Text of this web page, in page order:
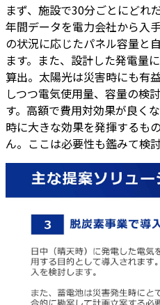
まず、施設で30分ごとにどれ
年間データを電力会社から入
の状況に応じたパネル容量と
ます。また、設計した発電量
算出。太陽光は災害時にも有
しつつ電気使用量、容量の検
す。高額で費用対効果が良く
時に大きな効果を発揮するも
ん。ここは必要性も鑑みて検